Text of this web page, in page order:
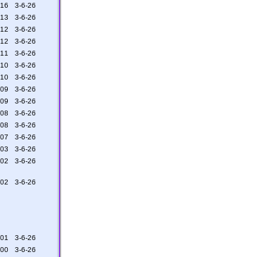
3-6-26 21:16
3-6-26 21:13
3-6-26 21:12
3-6-26 21:12
3-6-26 21:11
3-6-26 21:10
3-6-26 21:10
3-6-26 21:09
3-6-26 21:09
3-6-26 21:08
3-6-26 21:08
3-6-26 21:07
3-6-26 21:03
3-6-26 21:02
3-6-26 21:02
3-6-26 21:01
3-6-26 21:00